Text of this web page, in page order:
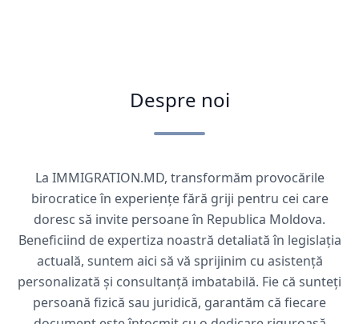
Despre noi
La IMMIGRATION.MD, transformăm provocările
birocratice în experiențe fără griji pentru cei care
doresc să invite persoane în Republica Moldova.
Beneficiind de expertiza noastră detaliată în legislația
actuală, suntem aici să vă sprijinim cu asistență
personalizată și consultanță imbatabilă. Fie că sunteți
persoană fizică sau juridică, garantăm că fiecare